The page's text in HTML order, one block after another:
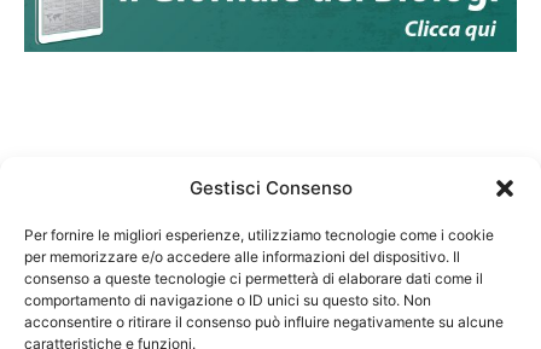
Gestisci Consenso
Per fornire le migliori esperienze, utilizziamo tecnologie come i cookie
per memorizzare e/o accedere alle informazioni del dispositivo. Il
consenso a queste tecnologie ci permetterà di elaborare dati come il
comportamento di navigazione o ID unici su questo sito. Non
acconsentire o ritirare il consenso può influire negativamente su alcune
caratteristiche e funzioni.
Federazione Nazionale Degli Ordini dei Biologi:
codice fiscale 80069130583
Responsabile sito internet www.fnob.it: Vincenzo